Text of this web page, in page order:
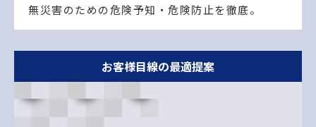
無災害のための危険予知・危険防止を徹底。
お客様目線の最適提案